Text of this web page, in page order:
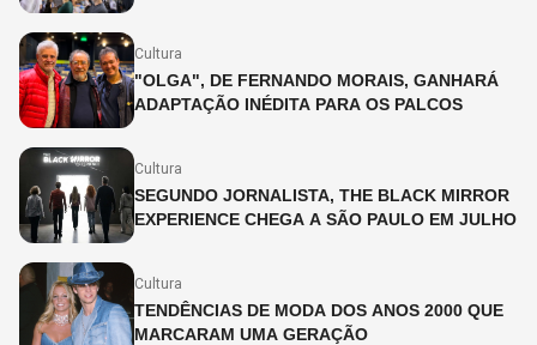
Cultura
"OLGA", DE FERNANDO MORAIS, GANHARÁ
ADAPTAÇÃO INÉDITA PARA OS PALCOS
Cultura
SEGUNDO JORNALISTA, THE BLACK MIRROR
EXPERIENCE CHEGA A SÃO PAULO EM JULHO
Cultura
TENDÊNCIAS DE MODA DOS ANOS 2000 QUE
MARCARAM UMA GERAÇÃO